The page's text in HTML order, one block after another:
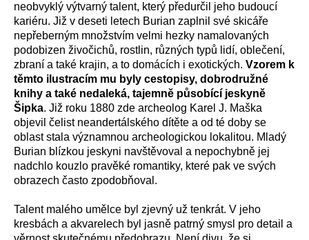
neobvyklý výtvarný talent, který předurčil jeho budoucí
kariéru. Již v deseti letech Burian zaplnil své skicáře
nepřeberným množstvím velmi hezky namalovaných
podobizen živočichů, rostlin, různých typů lidí, oblečení,
zbraní a také krajin, a to domácích i exotických. Vzorem k
těmto ilustracím mu byly cestopisy, dobrodružné
knihy a také nedaleká, tajemně působící jeskyně
Šipka. Již roku 1880 zde archeolog Karel J. Maška
objevil čelist neandertálského dítěte a od té doby se
oblast stala významnou archeologickou lokalitou. Mladý
Burian blízkou jeskyni navštěvoval a nepochybně jej
nadchlo kouzlo pravěké romantiky, které pak ve svých
obrazech často zpodobňoval.
Talent malého umělce byl zjevný už tenkrát. V jeho
kresbách a akvarelech byl jasně patrný smysl pro detail a